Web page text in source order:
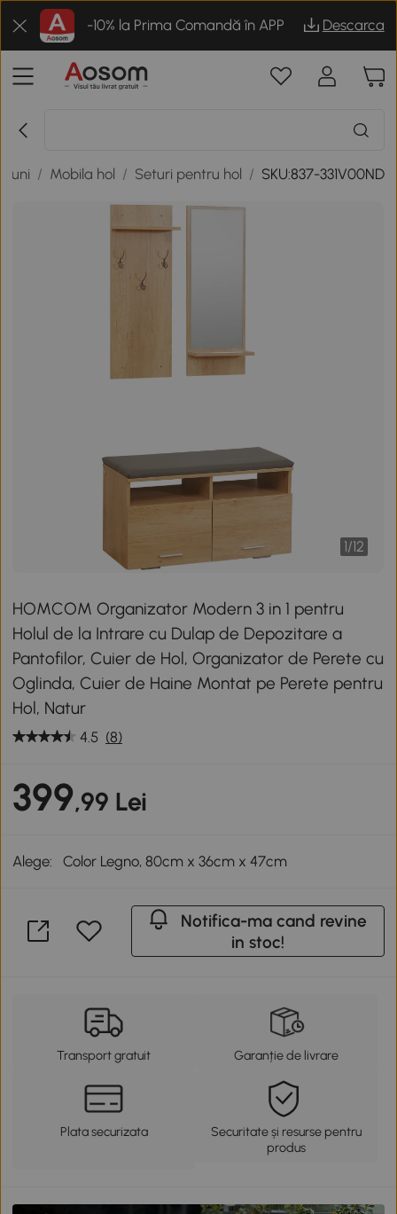
-10% la Prima Comandă în APP Descarca
/ Mobila hol / Seturi pentru hol / SKU:837-331V00ND
1/12
HOMCOM Organizator Modern 3 in 1 pentru
Holul de la Intrare cu Dulap de Depozitare a
Pantofilor, Cuier de Hol, Organizator de Perete cu
Oglinda, Cuier de Haine Montat pe Perete pentru
Hol, Natur
4.5 (8)
399,99 Lei
Alege: Color Legno, 80cm x 36cm x 47cm
Notifica-ma cand revine
in stoc!
Transport gratuit Garanție de livrare
Plata securizata
Securitate și resurse pentru
produs